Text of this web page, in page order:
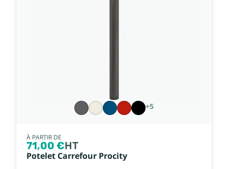
+5
À PARTIR DE
71,00 €HT
Potelet Carrefour Procity